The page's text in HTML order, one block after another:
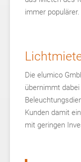
immer populärer.
Die elumico
übernimmt
Kunden damit
mit geringen